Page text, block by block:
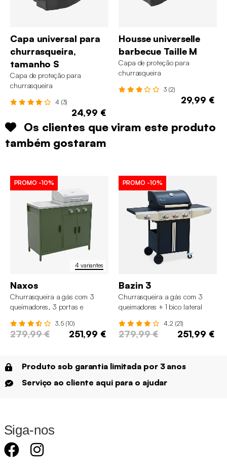
Capa universal para
churrasqueira,
tamanho S
Capa de proteção para
churrasqueira
4 (3)
24,99 €
Housse universelle
barbecue Taille M
Capa de proteção para
churrasqueira
3 (2)
29,99 €
Os clientes que viram este produto
também gostaram
4 variantes
PROMO -10%
Naxos
Churrasqueira a gás com 3
queimadores, 3 portas e
3.5 (10)
279,99 € 251,99 €
PROMO -10%
Bazin 3
Churrasqueira a gás com 3
queimadores + 1 bico lateral
4.2 (21)
279,99 € 251,99 €
Produto sob garantia limitada por 3 anos
Serviço ao cliente aqui para o ajudar
Siga-nos